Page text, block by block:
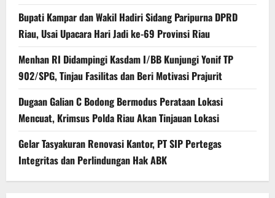
Bupati Kampar dan Wakil Hadiri Sidang Paripurna DPRD
Riau, Usai Upacara Hari Jadi ke-69 Provinsi Riau
Menhan RI Didampingi Kasdam I/BB Kunjungi Yonif TP
902/SPG, Tinjau Fasilitas dan Beri Motivasi Prajurit
Dugaan Galian C Bodong Bermodus Perataan Lokasi
Mencuat, Krimsus Polda Riau Akan Tinjauan Lokasi
Gelar Tasyakuran Renovasi Kantor, PT SIP Pertegas
Integritas dan Perlindungan Hak ABK